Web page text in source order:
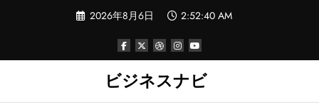
ツ
キ
2026年8月6日 2:52:41 AM
ビジネスナビ